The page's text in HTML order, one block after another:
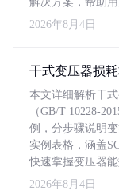
2026年8月4日
干式变压器损
本文详细解析干
（GB/T 10228-
例，分步骤说明
实例表格，涵盖
快速掌握变压器能
2026年8月4日